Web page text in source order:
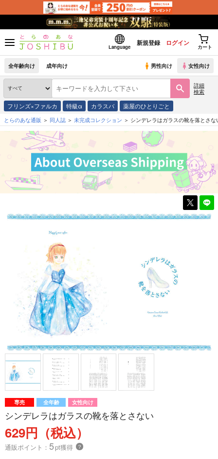
Language
新規登録 ログイン
カート
全年齢向け 成年向け 男性向け 女性向け
詳細
検索
フリンズ×ファルカ 特級α カラスバ 薬屋のひとりごと
とらのあな通販 同人誌 未完成コレクション シンデレラはガラスの靴を落とさな
専売 全年齢 女性向け
シンデレラはガラスの靴を落とさない
629円（税込）
通販ポイント： 5pt獲得 ？